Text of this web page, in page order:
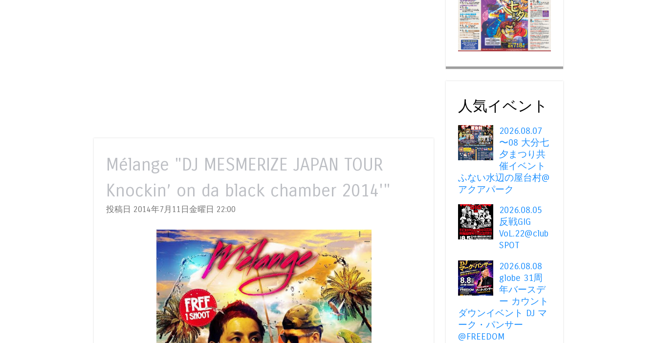
Mélange "DJ MESMERIZE JAPAN TOUR
Knockin’ on da black chamber 2014'"
投稿日 2014年7月11日金曜日 22:00
人気イベント
2026.08.07
〜08 大分七
夕まつり共
催イベント
ふない水辺の屋台村@
アクアパーク
2026.08.05
反戦GIG
VoL.22@club
SPOT
2026.08.08
globe 31周
年バースデ
ー カウント
ダウンイベント DJ マ
ーク・パンサー
@FREEDOM